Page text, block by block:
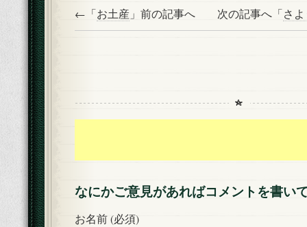
←「お土産 」前の記事へ 次の記事へ「さ
なにかご意見があればコメントを書い
お名前 (必須)